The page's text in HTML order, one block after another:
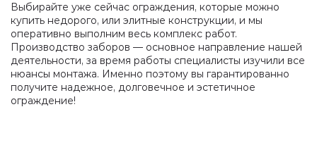
Выбирайте уже сейчас ограждения, которые можно
купить недорого, или элитные конструкции, и мы
оперативно выполним весь комплекс работ.
Производство заборов — основное направление нашей
деятельности, за время работы специалисты изучили все
нюансы монтажа. Именно поэтому вы гарантированно
получите надежное, долговечное и эстетичное
ограждение!